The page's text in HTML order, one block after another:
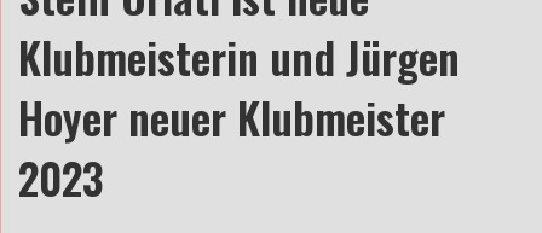
Klubmeisterin und Jürgen
Hoyer neuer Klubmeister
2023